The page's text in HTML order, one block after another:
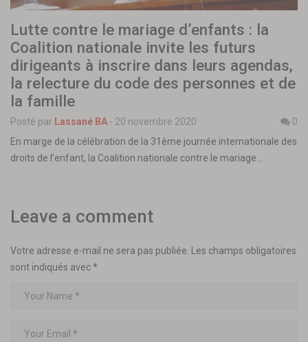
Lutte contre le mariage d’enfants : la
Coalition nationale invite les futurs
dirigeants à inscrire dans leurs agendas,
la relecture du code des personnes et de
la famille
Posté par Lassané BA - 20 novembre 2020
0
En marge de la célébration de la 31ème journée internationale des
droits de l’enfant, la Coalition nationale contre le mariage…
Leave a comment
Votre adresse e-mail ne sera pas publiée. Les champs obligatoires
sont indiqués avec*